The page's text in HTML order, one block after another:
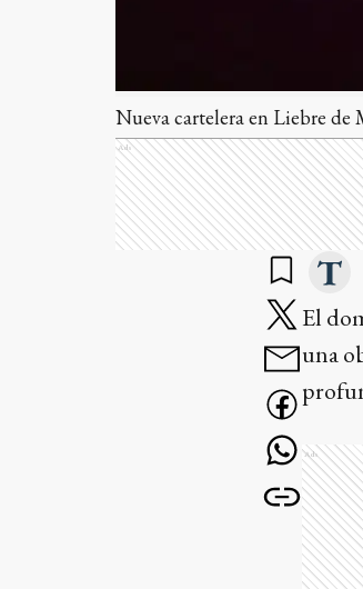
Nueva cartelera en Liebre de
Ads
El
una
Ads